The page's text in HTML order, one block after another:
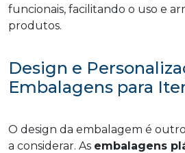
funcionais, facilitando o uso e
produtos.
Design e
Embalagens para
O design da embalagem é
a considerar. As embalagens